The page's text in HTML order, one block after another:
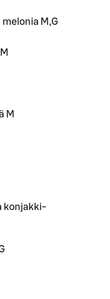
M,G
M
konjakki-